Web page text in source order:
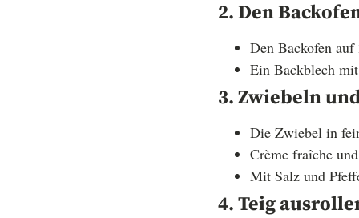
2. Den
Den Backofen
Ein Backblech
3. Zwiebeln
Die Zwiebel in
Crème fraîche
Mit Salz und
4. Teig